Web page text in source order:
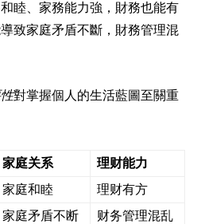
睦、家務能力強，財務也能有
致家庭矛盾不斷，財務管理混
對掌握個人的生活藍圖至關重
家庭关系
理财能力
家庭和睦
理财有方
家庭矛盾不断
财务管理混乱